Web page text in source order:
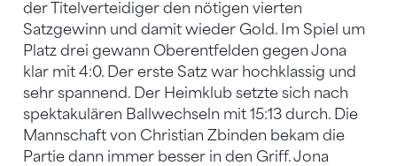
der Titelverteidiger den nötigen vierten
Satzgewinn und damit wieder Gold. Im Spiel um
Platz drei gewann Oberentfelden gegen Jona
klar mit 4:0. Der erste Satz war hochklassig und
sehr spannend. Der Heimklub setzte sich nach
spektakulären Ballwechseln mit 15:13 durch. Die
Mannschaft von Christian Zbinden bekam die
Partie dann immer besser in den Griff. Jona